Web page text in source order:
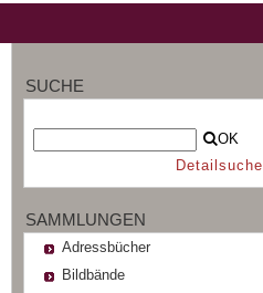
SUCHE
OK
Detailsuche
SAMMLUNGEN
Adressbücher
Bildbände